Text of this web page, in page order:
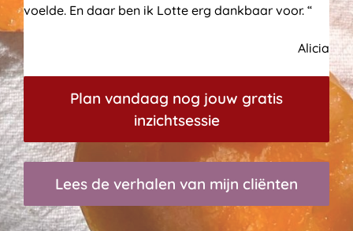
voelde. En daar ben ik Lotte erg dankbaar voor. “
Alicia
Plan vandaag nog jouw gratis
inzichtsessie
Lees de verhalen van mijn cliënten